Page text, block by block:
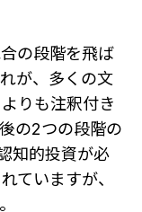
の段階を飛ば
が、多くの文
りも注釈付き
の2つの段階の
知的投資が必
ていますが、